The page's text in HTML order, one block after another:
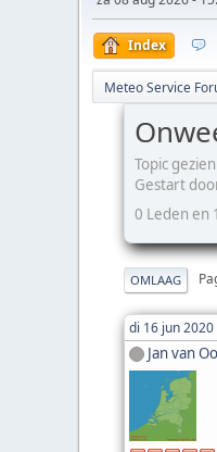
Index
Meteo Service
Topic
Gestart
0 Leden en
OMLAAG
di 16 jun 2020
Jan van